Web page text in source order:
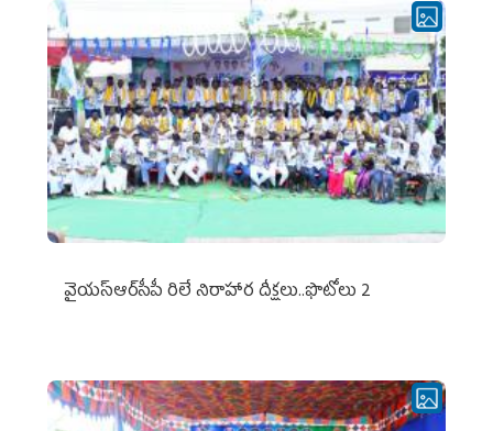
వైయ‌స్ఆర్‌సీపీ రిలే నిరాహార దీక్షలు..ఫొటోలు 2